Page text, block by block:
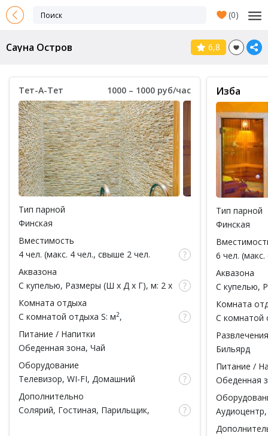
(0)
Сауна Остров 6,8
Тет-А-Тет 1000 – 1000 руб/час
Тип парной
Финская
Вместимость
4 чел. (макс. 4 чел., свыше 2 чел.
чел.)
Аквазона
С купелью, Размеры (Ш x Д x Г), м: 2 x
Комната отдыха
С комнатой отдыха S: м2,
Питание / Напитки
Обеденная зона, Чай
Оборудование
Телевизор, WI-FI, Домашний
кресло,Караоке
Дополнительно
Солярий, Гостиная, Парильщик,
Изба
Тип парной
Финская
6 чел.
чел.)
Аквазона
С купелью,
Комната
С комнатой
Развлечения
Бильярд
Питание /
Обеденная